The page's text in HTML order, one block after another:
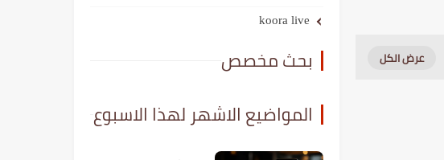
koora live
بحث مخصص
المواضيع الاشهر لهذا الاسبوع